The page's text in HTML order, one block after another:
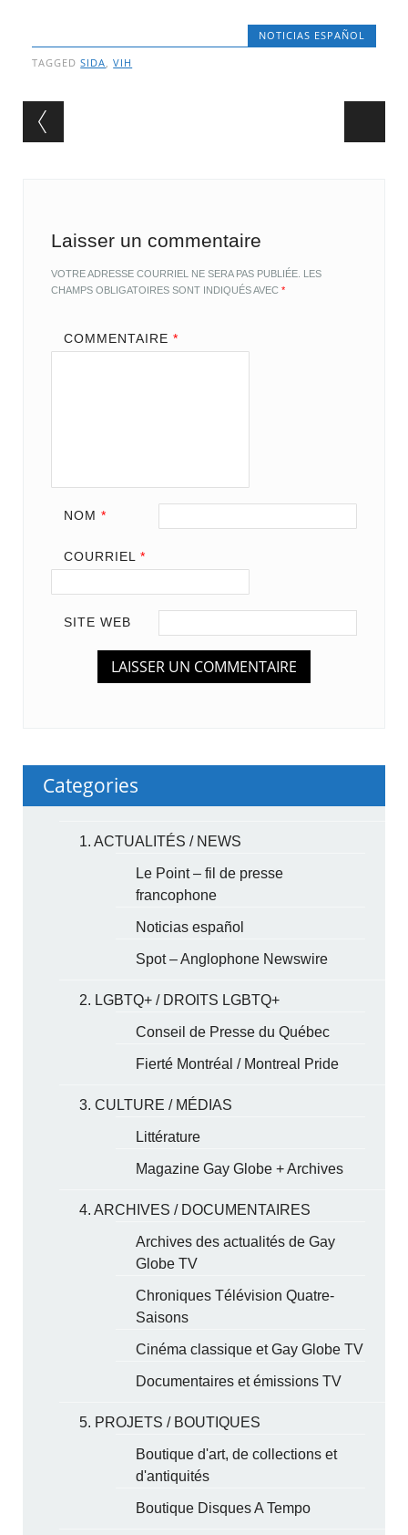
NOTICIAS ESPAÑOL
TAGGEDSIDA,VIH
Post navigation
Laisser un commentaire
VOTRE ADRESSE COURRIEL NE SERA PAS PUBLIÉE. LES
CHAMPS OBLIGATOIRES SONT INDIQUÉS AVEC*
COMMENTAIRE *
NOM *
COURRIEL *
SITE WEB
Categories
1. ACTUALITÉS / NEWS
Le Point – fil de presse
francophone
Noticias español
Spot – Anglophone Newswire
2. LGBTQ+ / DROITS LGBTQ+
Conseil de Presse du Québec
Fierté Montréal / Montreal Pride
3. CULTURE / MÉDIAS
Littérature
Magazine Gay Globe + Archives
4. ARCHIVES / DOCUMENTAIRES
Archives des actualités de Gay
Globe TV
Chroniques Télévision Quatre-
Saisons
Cinéma classique et Gay Globe TV
Documentaires et émissions TV
5. PROJETS / BOUTIQUES
Boutique d'art, de collections et
d'antiquités
Boutique Disques A Tempo